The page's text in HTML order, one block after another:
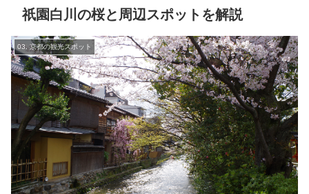
祇園白川の桜と周辺スポットを解説
03. 京都の観光スポット